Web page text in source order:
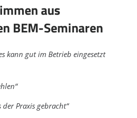
aus
BEM-Seminaren
kann gut im Betrieb eingesetzt
der Praxis gebracht“